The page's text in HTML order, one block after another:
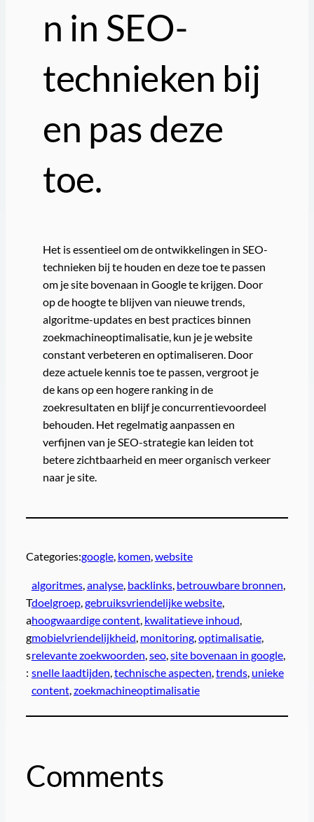
n in SEO-
technieken bij
en pas deze
toe.
Het is essentieel om de ontwikkelingen in SEO-
technieken bij te houden en deze toe te passen
om je site bovenaan in Google te krijgen. Door
op de hoogte te blijven van nieuwe trends,
algoritme-updates en best practices binnen
zoekmachineoptimalisatie, kun je je website
constant verbeteren en optimaliseren. Door
deze actuele kennis toe te passen, vergroot je
de kans op een hogere ranking in de
zoekresultaten en blijf je concurrentievoordeel
behouden. Het regelmatig aanpassen en
verfijnen van je SEO-strategie kan leiden tot
betere zichtbaarheid en meer organisch verkeer
naar je site.
Categories:google, komen website
T
a
g
s
:
algoritmes, analyse, backlinks, betrouwbare bronnen
doelgroep, gebruiksvriendelijke website
hoogwaardige content, kwalitatieve inhoud
mobielvriendelijkheid monitoring, optimalisatie
relevante zoekwoorden seo, site bovenaan in google
snelle laadtijden technische aspecten trends, unieke
content, zoekmachineoptimalisatie
Comments